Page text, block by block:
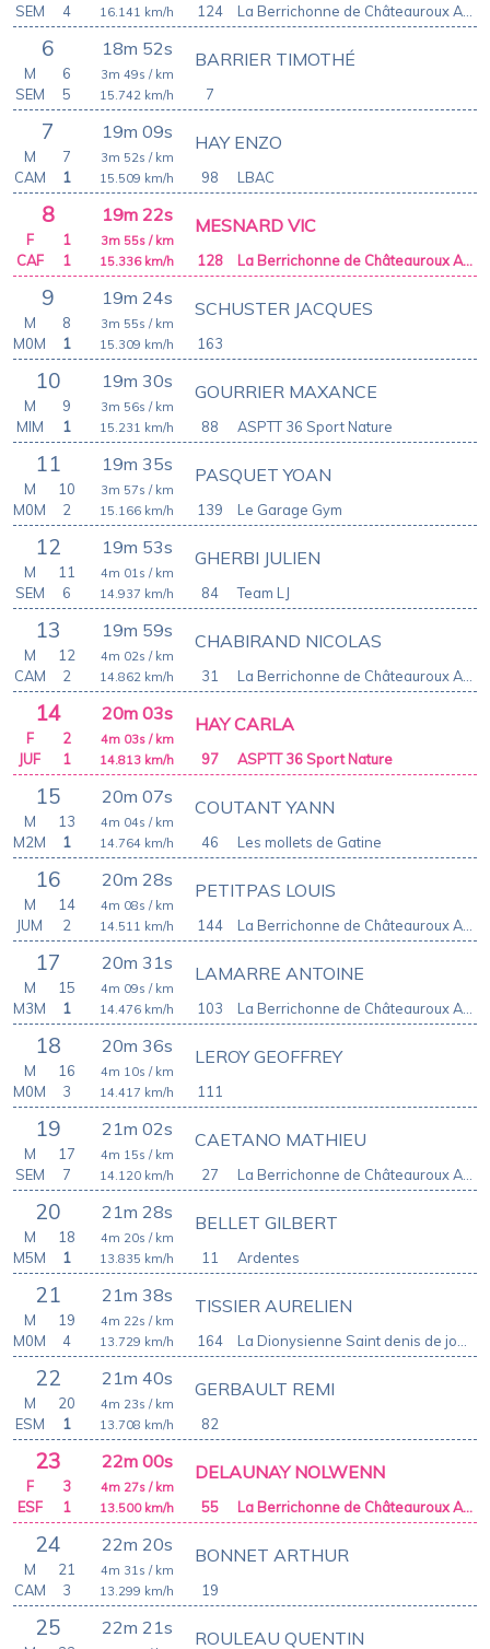
124
16.141 km/h
SEM
4
6 18m 52s
7
BARRIER TIMOTHÉ
3m 49s / km
15.742 km/h
M
6
SEM
5
7 19m 09s
98
HAY ENZO
3m 52s / km
15.509 km/h
M
7
CAM
1 LBAC
8 19m 22s
128
MESNARD VIC
3m 55s / km
15.336 km/h
F
1
CAF
1 La Berrichonne de Châteauroux Athletic Club
9 19m 24s
163
SCHUSTER JACQUES
3m 55s / km
15.309 km/h
M
8
M0M
1
10 19m 30s
88
GOURRIER MAXANCE
3m 56s / km
15.231 km/h
M
9
MIM
1 ASPTT 36 Sport Nature
11 19m 35s
139
PASQUET YOAN
3m 57s / km
15.166 km/h
M
10
M0M
2 Le Garage Gym
12 19m 53s
84
GHERBI JULIEN
4m 01s / km
14.937 km/h
M
11
SEM
6 Team LJ
13 19m 59s
31
CHABIRAND NICOLAS
4m 02s / km
14.862 km/h
M
12
CAM
2
14 20m 03s
97
HAY CARLA
4m 03s / km
14.813 km/h
F
2
JUF
1 ASPTT 36 Sport Nature
15 20m 07s
46
COUTANT YANN
4m 04s / km
14.764 km/h
M
13
M2M
1 Les mollets de Gatine
16 20m 28s
144
PETITPAS LOUIS
4m 08s / km
14.511 km/h
M
14
JUM
2
17 20m 31s
103
LAMARRE ANTOINE
4m 09s / km
14.476 km/h
M
15
M3M
1
18 20m 36s
111
LEROY GEOFFREY
4m 10s / km
14.417 km/h
M
16
M0M
3
19 21m 02s
27
CAETANO MATHIEU
4m 15s / km
14.120 km/h
M
17
SEM
7
20 21m 28s
11
BELLET GILBERT
4m 20s / km
13.835 km/h
M
18
M5M
1 Ardentes
21 21m 38s
164
TISSIER AURELIEN
4m 22s / km
13.729 km/h
M
19
M0M
4
22 21m 40s
82
GERBAULT REMI
4m 23s / km
13.708 km/h
M
20
ESM
1
23 22m 00s
55
DELAUNAY NOLWENN
4m 27s / km
13.500 km/h
F
3
ESF
1 La Berrichonne de Châteauroux Athletic Club
24 22m 20s
19
BONNET ARTHUR
4m 31s / km
13.299 km/h
M
21
CAM
3
25 22m 21s ROULEAU QUENTIN